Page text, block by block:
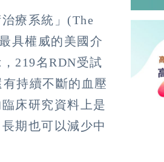
療系統」(The
具權威的美國介
219名RDN受試
持續不斷的血壓
床研究資料上是
期也可以減少中